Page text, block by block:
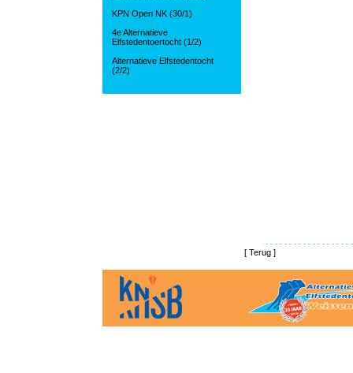
KPN Open NK (30/1)
4e Alternatieve
Elfstedentoertocht (1/2)
Alternatieve Elfstedentocht
(2/2)
[ Terug ]